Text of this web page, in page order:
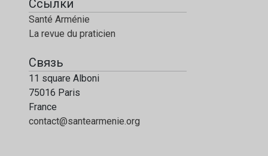
Ссылки
Santé Arménie
La revue du praticien
Связь
11 square Alboni
75016 Paris
France
contact@santearmenie.org